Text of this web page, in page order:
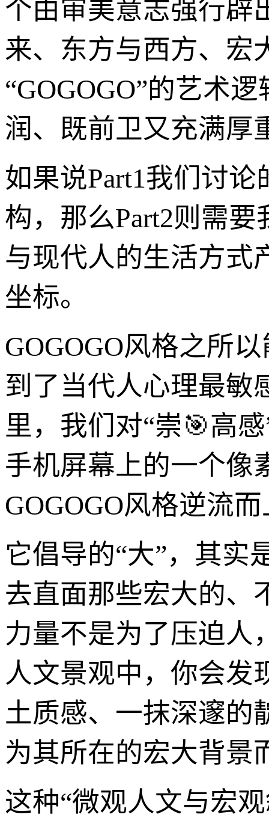
个由审美意志强行辟
来、东方与西方、宏
“GOGOGO”的艺术
润、既前卫又充满厚
如果说Part1我们讨
构，那么Part2则需
与现代人的生活方式
坐标。
GOGOGO风格之所
到了当代人心理最敏
里，我们对“崇🎯高
手机屏幕上的一个像
GOGOGO风格逆流
它倡导的“大”，其实
去直面那些宏大的、
力量不是为了压迫人
人文景观中，你会
土质感、一抹深邃
为其所在的宏大背景
这种“微观人文与宏